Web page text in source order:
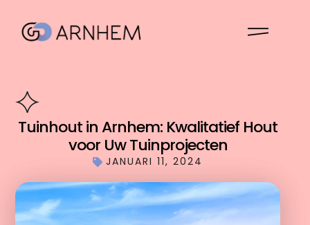
Tuinhout in Arnhem: Kwalitatief Hout
voor Uw Tuinprojecten
JANUARI 11, 2024